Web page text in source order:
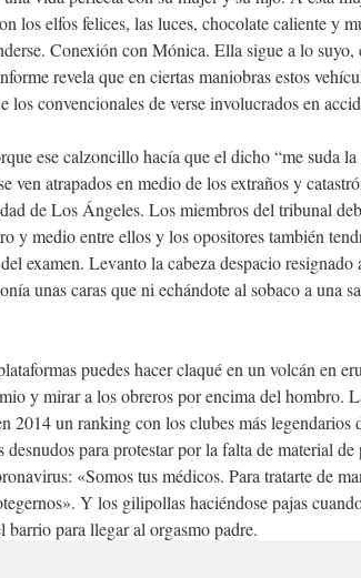
los elfos felices, las luces, chocolate caliente y
Conexión con Mónica. Ella sigue a lo suyo,
revela que en ciertas maniobras estos
los convencionales de verse involucrados en
ese calzoncillo hacía que el dicho “me suda
ven atrapados en medio de los extraños y
de Los Ángeles. Los miembros del tribunal
y medio entre ellos y los opositores también
examen. Levanto la cabeza despacio
unas caras que ni echándote al sobaco a una
puedes hacer claqué en un volcán en
y mirar a los obreros por encima del hombro.
2014 un ranking con los clubes más legendarios
desnudos para protestar por la falta de material
«Somos tus médicos. Para tratarte de
Y los gilipollas haciéndose pajas
barrio para llegar al orgasmo padre.